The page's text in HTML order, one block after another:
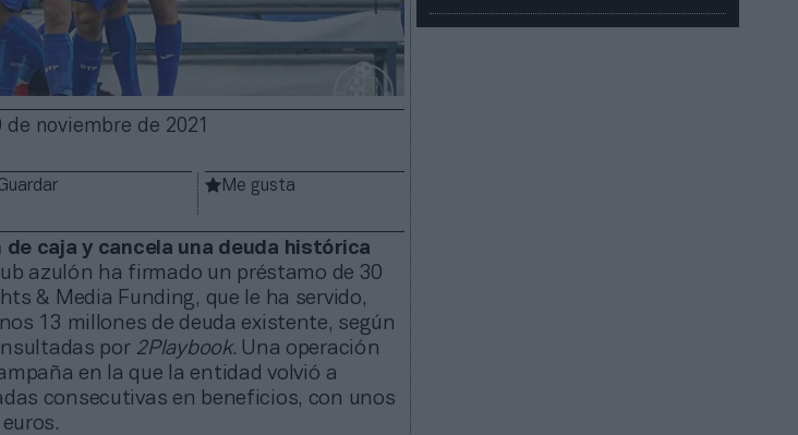
de noviembre de 2021
Me gusta
caja y cancela una deuda histórica
azulón ha firmado un préstamo de 30
& Media Funding, que le ha servido,
13 millones de deuda existente, según
por 2Playbook. Una operación
en la que la entidad volvió a
consecutivas en beneficios, con unos